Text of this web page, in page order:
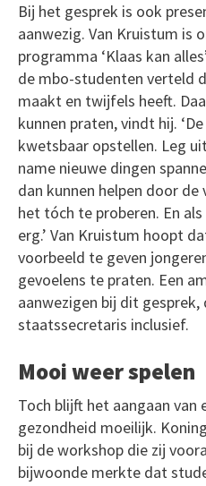
Bij het gesprek is ook
aanwezig. Van Kruistum is
programma ‘Klaas kan
de mbo-studenten verteld
maakt en twijfels heeft.
kunnen praten, vindt hij.
kwetsbaar opstellen. Leg
name nieuwe dingen
dan kunnen helpen door
het tóch te proberen. En
erg.’ Van Kruistum hoopt
voorbeeld te geven
gevoelens te praten. Een
aanwezigen bij dit gesprek,
staatssecretaris inclusief.
Mooi weer spelen
Toch blijft het aangaan van
gezondheid moeilijk.
bij de workshop die zij
bijwoonde merkte dat